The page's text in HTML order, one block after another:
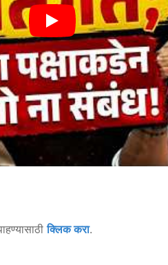
क्लिक करा.